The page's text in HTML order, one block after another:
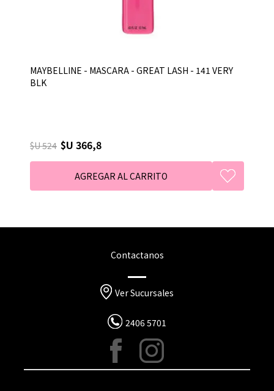
MAYBELLINE - MASCARA - GREAT LASH - 141 VERY
BLK
$U 524 $U 366,8
Contactanos
Ver Sucursales
2406 5701